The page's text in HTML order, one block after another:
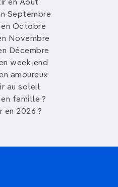
en Août
Septembre
Octobre
Novembre
Décembre
week-end
amoureux
au soleil
famille ?
en 2026 ?